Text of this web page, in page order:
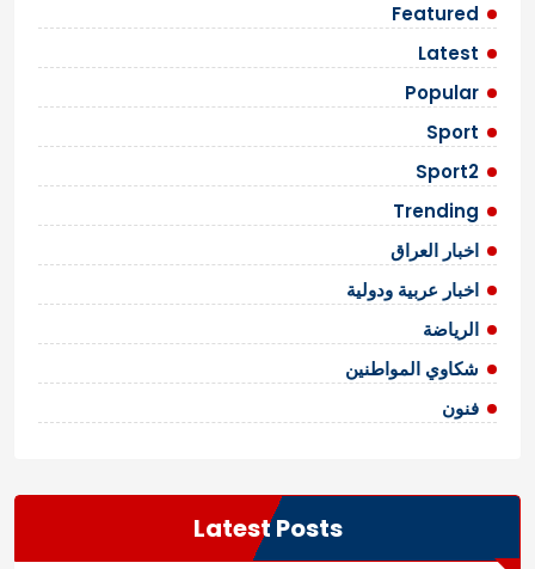
Featured
Latest
Popular
Sport
Sport2
Trending
اخبار العراق
اخبار عربية ودولية
الرياضة
شكاوي المواطنين
فنون
Latest Posts